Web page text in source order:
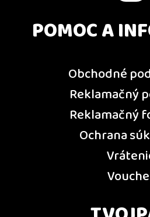
POMOC A
Obchodné
Reklamačný
Reklamačný
Ochrana